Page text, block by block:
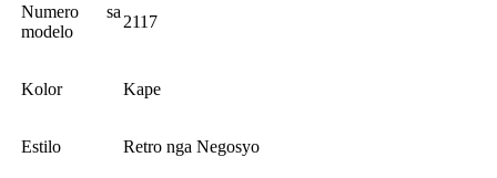
Numero sa
modelo
2117
Kolor Kape
Estilo Retro nga Negosyo